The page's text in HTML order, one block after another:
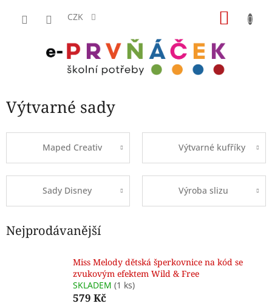
CZK
Výtvarné sady
Maped Creativ Výtvarné kufříky
Sady Disney Výroba slizu
Nejprodávanější
Miss Melody dětská šperkovnice na kód se
zvukovým efektem Wild & Free
SKLADEM (1 ks)
579 Kč